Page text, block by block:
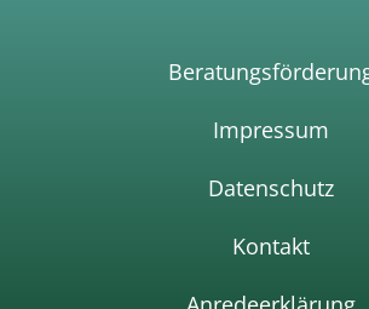
Beratungsförderun
Impressum
Datenschutz
Kontakt